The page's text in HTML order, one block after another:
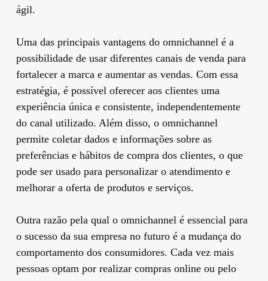
ágil.
Uma das principais vantagens do omnichannel é a
possibilidade de usar diferentes canais de venda para
fortalecer a marca e aumentar as vendas. Com essa
estratégia, é possível oferecer aos clientes uma
experiência única e consistente, independentemente
do canal utilizado. Além disso, o omnichannel
permite coletar dados e informações sobre as
preferências e hábitos de compra dos clientes, o que
pode ser usado para personalizar o atendimento e
melhorar a oferta de produtos e serviços.
Outra razão pela qual o omnichannel é essencial para
o sucesso da sua empresa no futuro é a mudança do
comportamento dos consumidores. Cada vez mais
pessoas optam por realizar compras online ou pelo